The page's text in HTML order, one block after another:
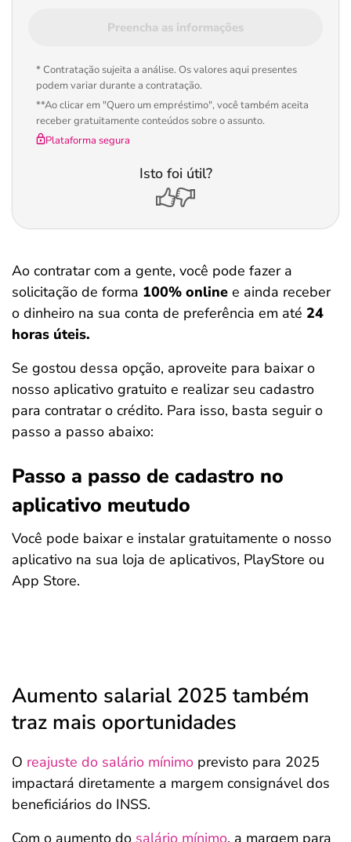
Preencha as informações
* Contratação sujeita a análise. Os valores aqui presentes
podem variar durante a contratação.
**Ao clicar em "Quero um empréstimo", você também aceita
receber gratuitamente conteúdos sobre o assunto.
Plataforma segura
Isto foi útil?
Ao contratar com a gente, você pode fazer a
solicitação de forma 100% online e ainda receber
o dinheiro na sua conta de preferência em até 24
horas úteis.
Se gostou dessa opção, aproveite para baixar o
nosso aplicativo gratuito e realizar seu cadastro
para contratar o crédito. Para isso, basta seguir o
passo a passo abaixo:
Passo a passo de cadastro no
aplicativo meutudo
Você pode baixar e instalar gratuitamente o nosso
aplicativo na sua loja de aplicativos, PlayStore ou
App Store.
Aumento salarial 2025 também
traz mais oportunidades
O reajuste do salário mínimo previsto para 2025
impactará diretamente a margem consignável dos
beneficiários do INSS.
Com o aumento do salário mínimo, a margem para